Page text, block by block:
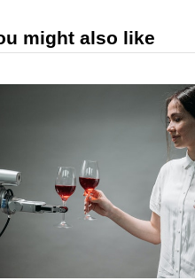
might also like